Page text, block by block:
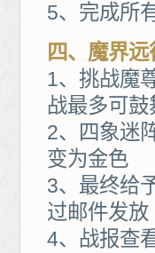
5、完成所
四、魔界
1、挑战魔
战最多可鼓
2、四象迷
变为金色
3、最终给
过邮件发放
4、战报查